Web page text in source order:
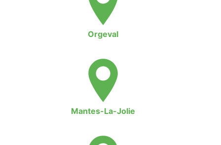
Orgeval
Mantes-La-Jolie